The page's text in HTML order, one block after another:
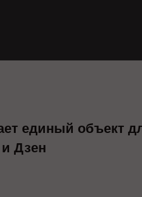
единый объект
Дзен